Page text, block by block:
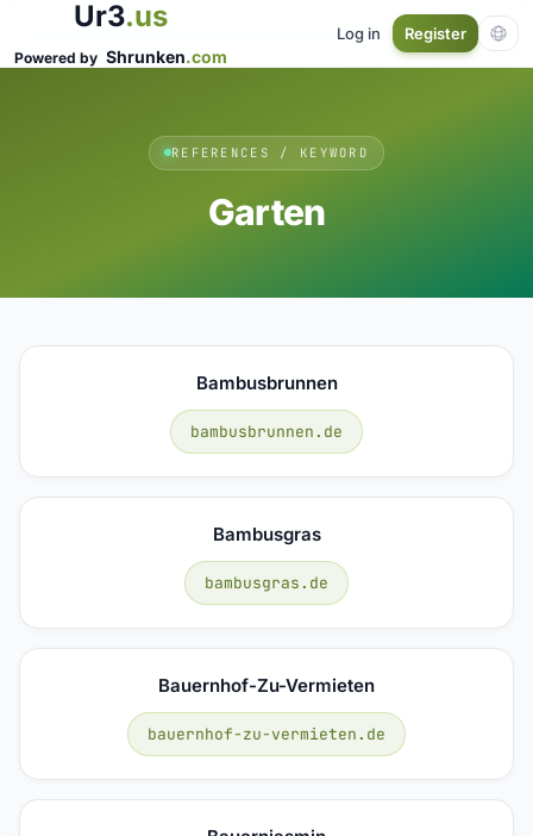
Ur3.us
Powered by Shrunken.com
Log in Register
REFERENCES / KEYWORD
Garten
Bambusbrunnen
bambusbrunnen.de
Bambusgras
bambusgras.de
Bauernhof-Zu-Vermieten
bauernhof-zu-vermieten.de